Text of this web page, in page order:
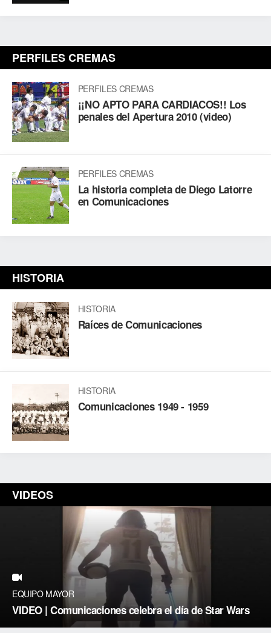
PERFILES CREMAS
PERFILES CREMAS
¡¡NO APTO PARA CARDIACOS!! Los
penales del Apertura 2010 (video)
PERFILES CREMAS
La historia completa de Diego Latorre
en Comunicaciones
HISTORIA
HISTORIA
Raíces de Comunicaciones
HISTORIA
Comunicaciones 1949 - 1959
VIDEOS
EQUIPO MAYOR
VIDEO | Comunicaciones celebra el día de Star Wars